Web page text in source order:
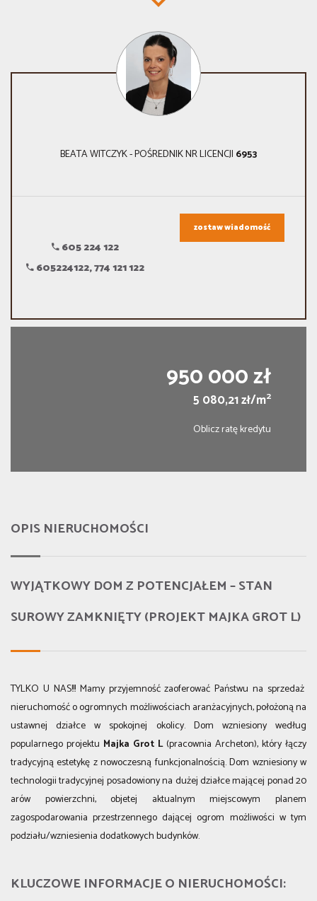
BEATA WITCZYK - POŚREDNIK NR LICENCJI 6953
605 224 122
605224122, 774 121 122
zostaw wiadomość
950 000 zł
5 080,21 zł/m2
Oblicz ratę kredytu
OPIS NIERUCHOMOŚCI
WYJĄTKOWY DOM Z POTENCJAŁEM – STAN
SUROWY ZAMKNIĘTY (PROJEKT MAJKA GROT L)
TYLKO U NAS!!! Mamy przyjemność zaoferować Państwu na sprzedaż
nieruchomość o ogromnych możliwościach aranżacyjnych, położoną na
ustawnej działce w spokojnej okolicy. Dom wzniesiony według
popularnego projektu Majka Grot L(pracownia Archeton), który łączy
tradycyjną estetykę z nowoczesną funkcjonalnością. Dom wzniesiony w
technologii tradycyjnej posadowiony na dużej działce mającej ponad 20
arów powierzchni, objetej aktualnym miejscowym planem
zagospodarowania przestrzennego dającej ogrom możliwości w tym
podziału/wzniesienia dodatkowych budynków.
KLUCZOWE INFORMACJE O NIERUCHOMOŚCI: